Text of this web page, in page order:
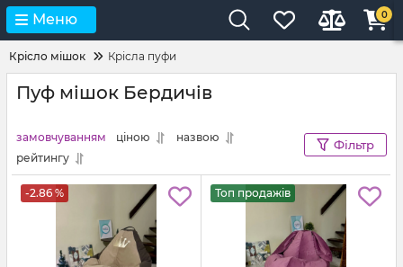
Меню 0
Крісло мішок Крісла пуфи
Пуф мішок Бердичів
замовчуванням ціною
назвою
рейтингу
Фільтр
-2.86 % Топ продажів